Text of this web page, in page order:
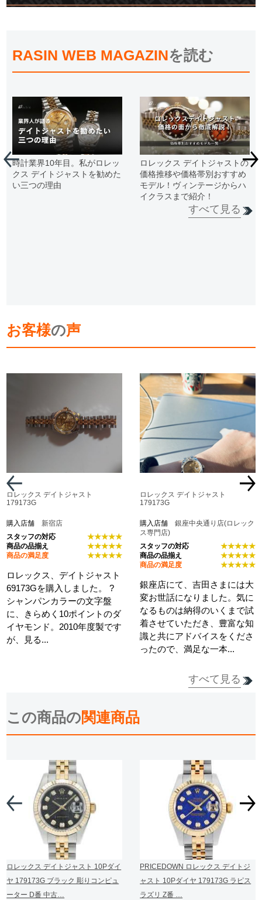
RASIN WEB MAGAZINを読む
時計業界10年目。私がロレッ
クス デイトジャストを勧めた
い三つの理由
ロレックス デイトジャストの
価格推移や価格帯別おすすめ
モデル！ヴィンテージからハ
イクラスまで紹介！
すべて見る
お客様の声
ロレックス デイトジャスト
179173G
購入店舗 新宿店
スタッフの対応
★★★★★
商品の品揃え
★★★★★
商品の満足度
★★★★★
ロレックス、デイトジャスト
69173Gを購入しました。 ?
シャンパンカラーの文字盤
に、きらめく10ポイントのダ
イヤモンド。2010年度製です
が、見る...
ロレックス デイトジャスト
179173G
購入店舗銀座中央通り店(ロレック
ス専門店)
スタッフの対応
★★★★★
商品の品揃え
★★★★★
商品の満足度
★★★★★
銀座店にて、吉田さまには大
変お世話になりました。気に
なるものは納得のいくまで試
着させていただき、豊富な知
識と共にアドバイスをくださ
ったので、満足な一本...
すべて見る
この商品の関連商品
ロレックス デイトジャスト 10Pダイ
ヤ 179173G ブラック 彫りコンピュ
ーター D番 中古…
PRICEDOWN ロレックス デイトジ
ャスト 10Pダイヤ 179173G ラピス
ラズリ Z番 …